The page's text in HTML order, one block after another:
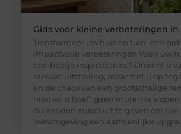
Gids voor kleine verbeteringen in
Transformeer uw huis en tuin: een
impactvolle verbeteringen Voelt uw
een beetje inspiratieloos? Droomt u
nieuwe uitstraling, maar ziet u op
en de chaos van een grootschalige
nieuws: u hoeft geen muren te slopen
duizenden euro’s uit te geven om uw
leefomgeving een aanzienlijke